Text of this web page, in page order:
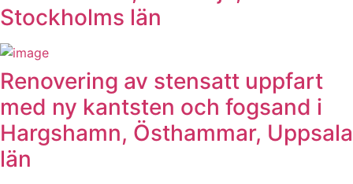
Stockholms län
Renovering av stensatt uppfart
med ny kantsten och fogsand i
Hargshamn, Östhammar, Uppsala
län